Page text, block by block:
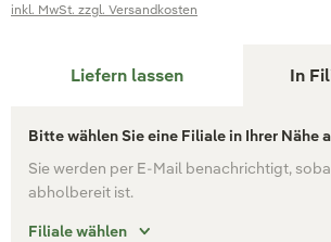
inkl. MwSt. zzgl. Versandkosten
Liefern lassen In
Bitte wählen Sie eine Filiale in Ihrer Nähe
Sie werden per E-Mail benachrichtigt,
abholbereit ist.
Filiale wählen